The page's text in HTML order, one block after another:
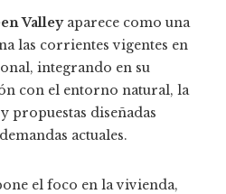
Valleyaparece como una
las corrientes vigentes en
integrando en su
con el entorno natural, la
propuestas diseñadas
actuales.
el foco en la vivienda,